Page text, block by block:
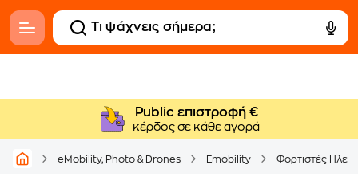
Public επιστροφή €
κέρδος σε κάθε αγορά
eMobility, Photo & Drones Emobility Φορτιστές